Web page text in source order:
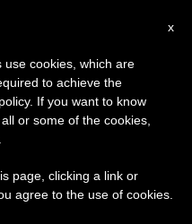
x
cookies, which are
to achieve the
If you want to know
or some of the cookies,
page, clicking a link or
agree to the use of cookies.